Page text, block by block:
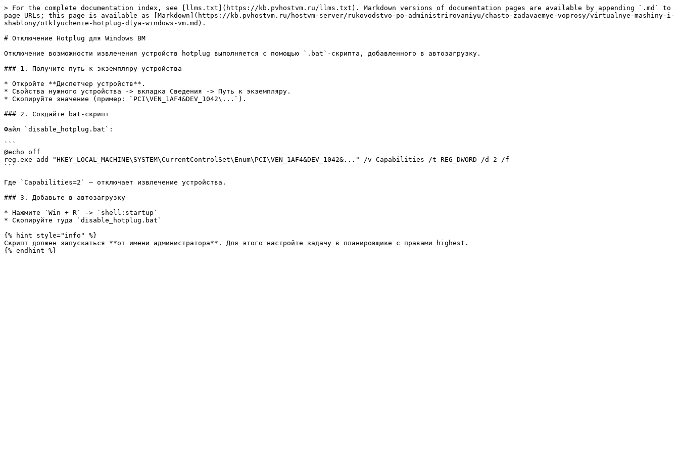
> For the complete documentation index, see [llms.txt](https://kb.pvhostvm.ru/llms.txt). Markdown versions of documentation pages are available by appending `.md` to
page URLs; this page is available as [Markdown](https://kb.pvhostvm.ru/hostvm-server/rukovodstvo-po-administrirovaniyu/chasto-zadavaemye-voprosy/virtualnye-mashiny-i-
shablony/otklyuchenie-hotplug-dlya-windows-vm.md).
# Отключение Hotplug для Windows ВМ
Отключение возможности извлечения устройств hotplug выполняется с помощью `.bat`-скрипта, добавленного в автозагрузку.
### 1. Получите путь к экземпляру устройства
* Откройте **Диспетчер устройств**.
* Свойства нужного устройства -> вкладка Сведения -> Путь к экземпляру.
* Скопируйте значение (пример: `PCI\VEN_1AF4&DEV_1042\...`).
### 2. Создайте bat-скрипт
Файл `disable_hotplug.bat`:
```
@echo off
reg.exe add "HKEY_LOCAL_MACHINE\SYSTEM\CurrentControlSet\Enum\PCI\VEN_1AF4&DEV_1042&..." /v Capabilities /t REG_DWORD /d 2 /f
```
Где `Capabilities=2` — отключает извлечение устройства.
### 3. Добавьте в автозагрузку
* Нажмите `Win + R` -> `shell:startup`
* Скопируйте туда `disable_hotplug.bat`
{% hint style="info" %}
Скрипт должен запускаться **от имени администратора**. Для этого настройте задачу в планировщике с правами highest.